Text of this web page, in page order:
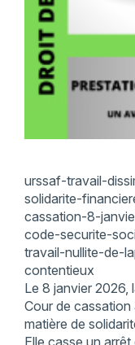
urssaf-travail-
solidarite-
cassation-8-
code-securite-
travail-nullite-de-
contentieux
Le 8 janvier 2026,
Cour de cassation
matière de
Elle casse un arrêt